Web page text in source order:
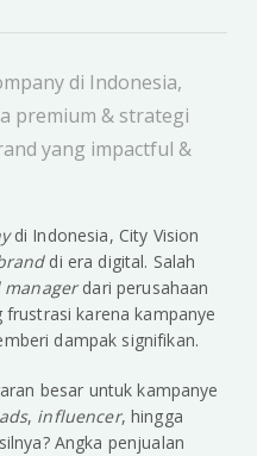
di Indonesia,
premium & strategi
yang impactful &
di Indonesia, City Vision
di era digital. Salah
managerdari perusahaan
karena kampanye
dampak signifikan.
besar untuk kampanye
, influencer, hingga
Angka penjualan